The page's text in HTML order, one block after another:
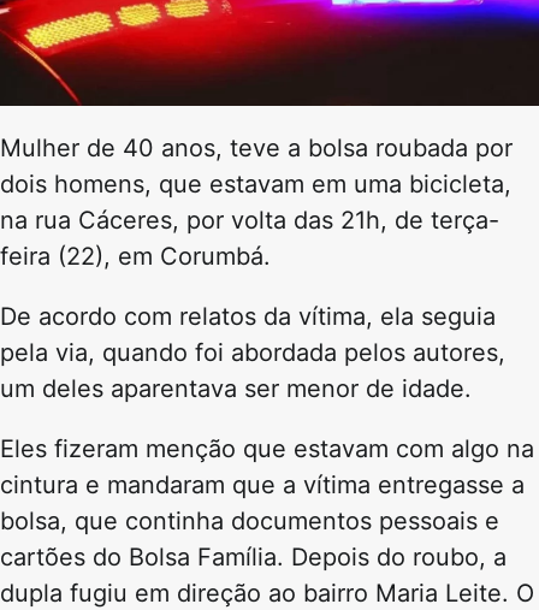
Mulher de 40 anos, teve a bolsa roubada por
dois homens, que estavam em uma bicicleta,
na rua Cáceres, por volta das 21h, de terça-
feira (22), em Corumbá.
De acordo com relatos da vítima, ela seguia
pela via, quando foi abordada pelos autores,
um deles aparentava ser menor de idade.
Eles fizeram menção que estavam com algo na
cintura e mandaram que a vítima entregasse a
bolsa, que continha documentos pessoais e
cartões do Bolsa Família. Depois do roubo, a
dupla fugiu em direção ao bairro Maria Leite. O